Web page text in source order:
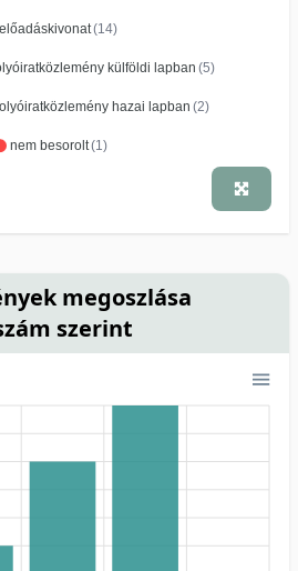
előadáskivonat(14)
külföldi lapban (5)
hazai lapban (2)
nem besorolt(1)
megoszlása
szerint